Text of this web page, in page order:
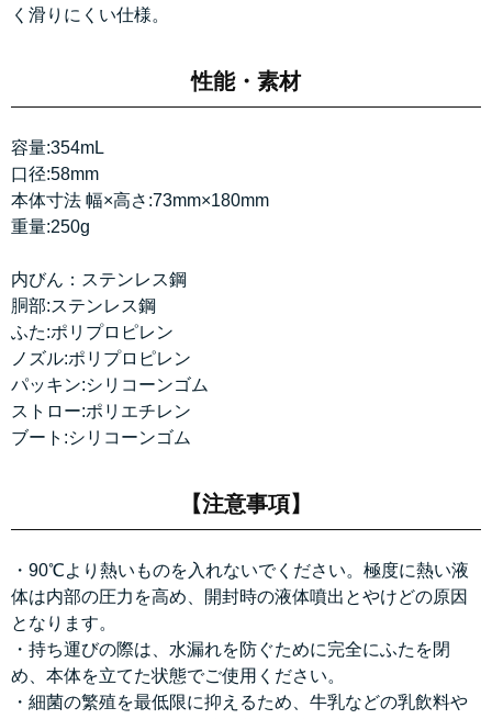
く滑りにくい仕様。
性能・素材
容量:354mL
口径:58mm
本体寸法 幅×高さ:73mm×180mm
重量:250g
内びん：ステンレス鋼
胴部:ステンレス鋼
ふた:ポリプロピレン
ノズル:ポリプロピレン
パッキン:シリコーンゴム
ストロー:ポリエチレン
ブート:シリコーンゴム
【注意事項】
・90℃より熱いものを入れないでください。極度に熱い液
体は内部の圧力を高め、開封時の液体噴出とやけどの原因
となります。
・持ち運びの際は、水漏れを防ぐために完全にふたを閉
め、本体を立てた状態でご使用ください。
・細菌の繁殖を最低限に抑えるため、牛乳などの乳飲料や